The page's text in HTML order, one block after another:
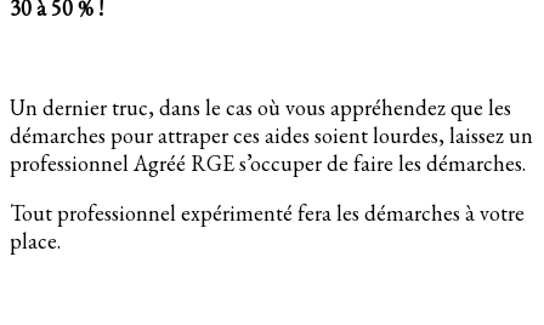
30 à 50 % !
Un dernier truc, dans le cas où vous appréhendez que les
démarches pour attraper ces aides soient lourdes, laissez un
professionnel Agréé RGE s’occuper de faire les démarches.
Tout professionnel expérimenté fera les démarches à votre
place.